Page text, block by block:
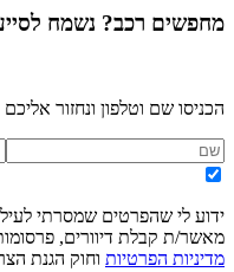
מחפשים רכב? נשמח
הכניסו שם וטלפון ונחזור
ידוע לי שהפרטים שמסרתי לעיל
מאשר/ת קבלת דיוורים,
מדיניות הפרטיות וחוק הגנת